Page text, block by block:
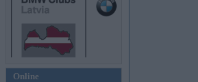
Online